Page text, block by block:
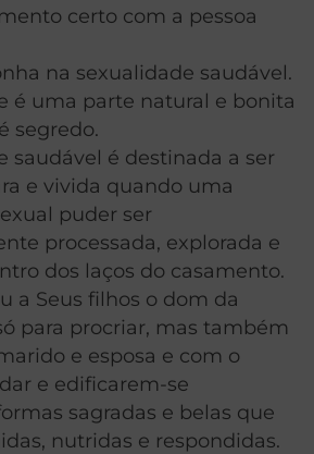
certo com a pessoa
na sexualidade saudável.
é uma parte natural e bonita
segredo.
saudável é destinada a ser
e vivida quando uma
puder ser
processada, explorada e
dos laços do casamento.
a Seus filhos o dom da
para procriar, mas também
e esposa e com o
e edificarem-se
sagradas e belas que
nutridas e respondidas.